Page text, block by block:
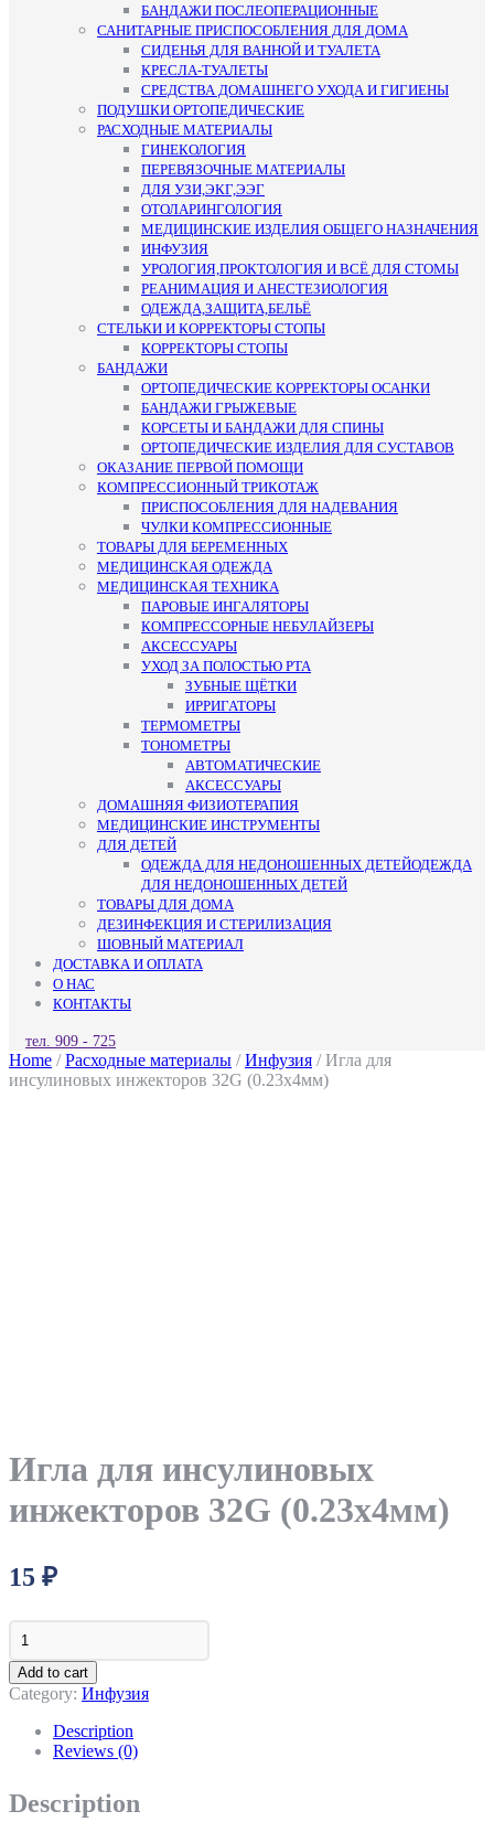
БАНДАЖИ ПОСЛЕОПЕРАЦИОННЫЕ
САНИТАРНЫЕ ПРИСПОСОБЛЕНИЯ ДЛЯ ДОМА
СИДЕНЬЯ ДЛЯ ВАННОЙ И ТУАЛЕТА
КРЕСЛА-ТУАЛЕТЫ
СРЕДСТВА ДОМАШНЕГО УХОДА И ГИГИЕНЫ
ПОДУШКИ ОРТОПЕДИЧЕСКИЕ
РАСХОДНЫЕ МАТЕРИАЛЫ
ГИНЕКОЛОГИЯ
ПЕРЕВЯЗОЧНЫЕ МАТЕРИАЛЫ
ДЛЯ УЗИ,ЭКГ,ЭЭГ
ОТОЛАРИНГОЛОГИЯ
МЕДИЦИНСКИЕ ИЗДЕЛИЯ ОБЩЕГО НАЗНАЧЕНИЯ
ИНФУЗИЯ
УРОЛОГИЯ,ПРОКТОЛОГИЯ И ВСЁ ДЛЯ СТОМЫ
РЕАНИМАЦИЯ И АНЕСТЕЗИОЛОГИЯ
ОДЕЖДА,ЗАЩИТА,БЕЛЬЁ
СТЕЛЬКИ И КОРРЕКТОРЫ СТОПЫ
КОРРЕКТОРЫ СТОПЫ
БАНДАЖИ
ОРТОПЕДИЧЕСКИЕ КОРРЕКТОРЫ ОСАНКИ
БАНДАЖИ ГРЫЖЕВЫЕ
КОРСЕТЫ И БАНДАЖИ ДЛЯ СПИНЫ
ОРТОПЕДИЧЕСКИЕ ИЗДЕЛИЯ ДЛЯ СУСТАВОВ
ОКАЗАНИЕ ПЕРВОЙ ПОМОЩИ
КОМПРЕССИОННЫЙ ТРИКОТАЖ
ПРИСПОСОБЛЕНИЯ ДЛЯ НАДЕВАНИЯ
ЧУЛКИ КОМПРЕССИОННЫЕ
ТОВАРЫ ДЛЯ БЕРЕМЕННЫХ
МЕДИЦИНСКАЯ ОДЕЖДА
МЕДИЦИНСКАЯ ТЕХНИКА
ПАРОВЫЕ ИНГАЛЯТОРЫ
КОМПРЕССОРНЫЕ НЕБУЛАЙЗЕРЫ
АКСЕССУАРЫ
УХОД ЗА ПОЛОСТЬЮ РТА
ЗУБНЫЕ ЩЁТКИ
ИРРИГАТОРЫ
ТЕРМОМЕТРЫ
ТОНОМЕТРЫ
АВТОМАТИЧЕСКИЕ
АКСЕССУАРЫ
ДОМАШНЯЯ ФИЗИОТЕРАПИЯ
МЕДИЦИНСКИЕ ИНСТРУМЕНТЫ
ДЛЯ ДЕТЕЙ
ОДЕЖДА ДЛЯ НЕДОНОШЕННЫХ ДЕТЕЙОДЕЖДА
ДЛЯ НЕДОНОШЕННЫХ ДЕТЕЙ
ТОВАРЫ ДЛЯ ДОМА
ДЕЗИНФЕКЦИЯ И СТЕРИЛИЗАЦИЯ
ШОВНЫЙ МАТЕРИАЛ
ДОСТАВКА И ОПЛАТА
О НАС
КОНТАКТЫ
КНОПКА
ЗАКРЫТЬ
тел. 909 - 725
Home /Расходные материалы /Инфузия / Игла для
инсулиновых инжекторов 32G (0.23х4мм)
Игла для инсулиновых
инжекторов 32G (0.23х4мм)
15 ₽
Игла
для
инсулиновых
инжекторов
(0.23х4мм)
quantity
Add to cart
Category: Инфузия
Description
Reviews (0)
Description